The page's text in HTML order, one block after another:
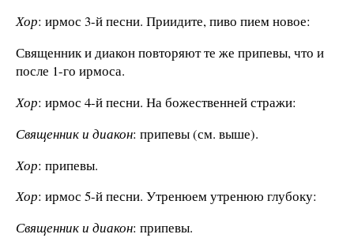
Хор: ирмос 3-й песни. Приидите, пиво пием новое:
Священник и диакон повторяют те же припевы, что и
после 1-го ирмоса.
Хор: ирмос 4-й песни. На божественней стражи:
Священник и диакон: припевы (см. выше).
Хор: припевы.
Хор: ирмос 5-й песни. Утренюем утренюю глубоку:
Священник и диакон: припевы.